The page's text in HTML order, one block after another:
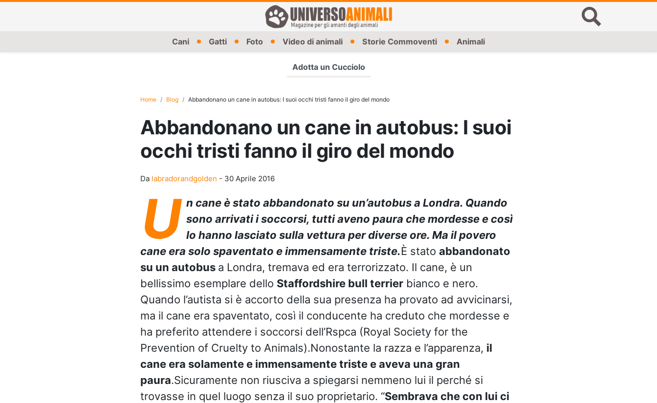
Cani Gatti Foto Video di animali Storie Commoventi Animali
Adotta un Cucciolo
Home Blog Abbandonano un cane in autobus: I suoi occhi tristi fanno il giro del mondo
Abbandonano un cane in autobus: I suoi
occhi tristi fanno il giro del mondo
Da labradorandgolden - 30 Aprile 2016
U n cane è stato abbandonato su un’autobus a Londra. Quando
sono arrivati i soccorsi, tutti aveno paura che mordesse e così
lo hanno lasciato sulla vettura per diverse ore. Ma il povero
cane era solo spaventato e immensamente triste.È stato abbandonato
su un autobus a Londra, tremava ed era terrorizzato. Il cane, è un
bellissimo esemplare dello Staffordshire bull terrierbianco e nero.
Quando l’autista si è accorto della sua presenza ha provato ad avvicinarsi,
ma il cane era spaventato, così il conducente ha creduto che mordesse e
ha preferito attendere i soccorsi dell’Rspca (Royal Society for the
Prevention of Cruelty to Animals).Nonostante la razza e l’apparenza, il
cane era solamente e immensamente triste e aveva una gran
paura.Sicuramente non riusciva a spiegarsi nemmeno lui il perché si
trovasse in quel luogo senza il suo proprietario. “Sembrava che con lui ci